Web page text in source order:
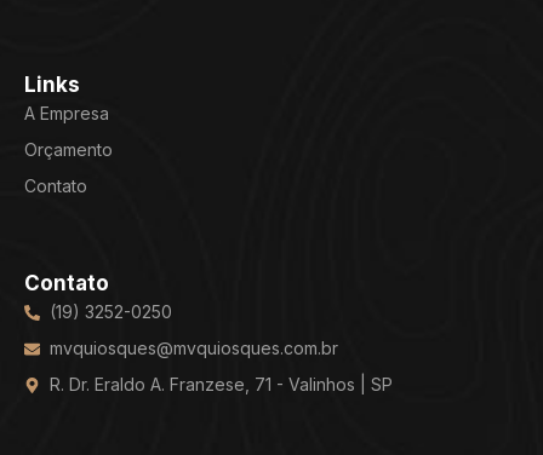
Links
A Empresa
Orçamento
Contato
Contato
(19) 3252-0250
mvquiosques@mvquiosques.com.br
R. Dr. Eraldo A. Franzese, 71 - Valinhos | SP